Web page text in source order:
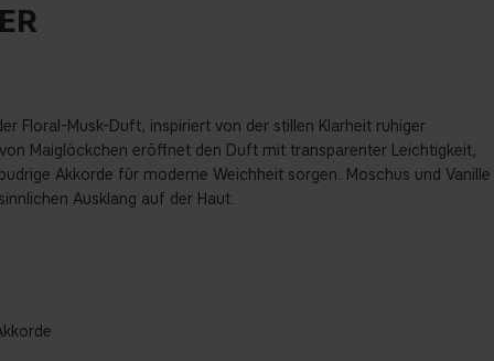
Floral-Musk-Duft, inspiriert von der stillen Klarheit ruhiger
Maiglöckchen eröffnet den Duft mit transparenter Leichtigkeit,
Akkorde für moderne Weichheit sorgen. Moschus und Vanille
Ausklang auf der Haut.